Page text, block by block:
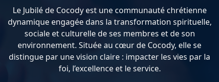
Le Jubilé de Cocody est une communauté chrétienne
dynamique engagée dans la transformation spirituelle,
sociale et culturelle de ses membres et de son
environnement. Située au cœur de Cocody, elle se
distingue par une vision claire : impacter les vies par la
foi, l’excellence et le service.